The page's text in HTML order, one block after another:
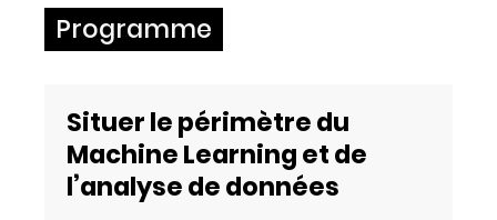
Programme
Situer le périmètre du
Machine Learning et de
l’analyse de données